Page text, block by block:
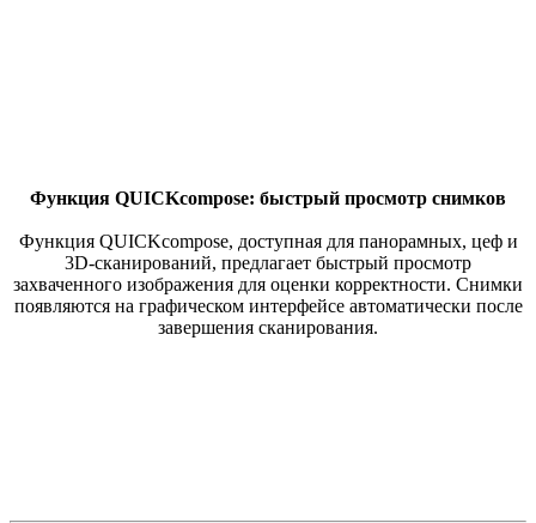
Функция QUICKcompose: быстрый просмотр снимков
Функция QUICKcompose, доступная для панорамных, цеф и
3D-сканирований, предлагает быстрый просмотр
захваченного изображения для оценки корректности. Снимки
появляются на графическом интерфейсе автоматически после
завершения сканирования.